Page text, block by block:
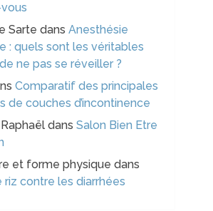
Sarte dans Anesthésie
: quels sont les véritables
ne pas se réveiller ?
Comparatif des principales
de couches d’incontinence
dans Salon Bien Etre
et forme physique dans
riz contre les diarrhées